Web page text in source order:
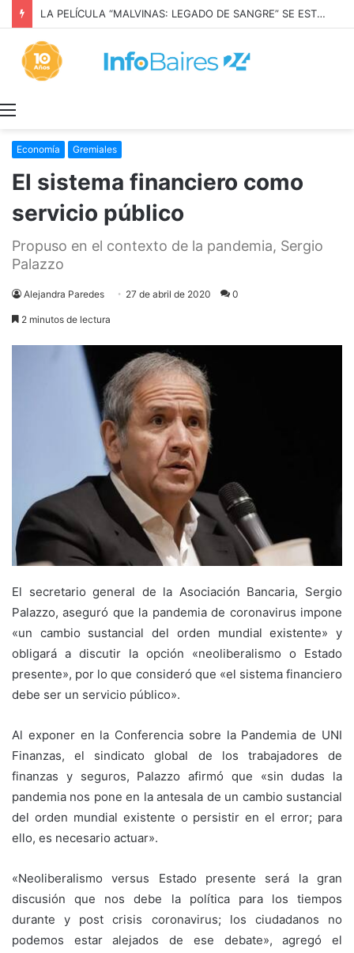
LA PELÍCULA “MALVINAS: LEGADO DE SANGRE” SE ESTRENARÁ EN PRIME VIDEO
Economía Gremiales
El sistema financiero como
servicio público
Propuso en el contexto de la pandemia, Sergio
Palazzo
Alejandra Paredes 27 de abril de 2020 0
2 minutos de lectura
El secretario general de la Asociación Bancaria, Sergio
Palazzo, aseguró que la pandemia de coronavirus impone
«un cambio sustancial del orden mundial existente» y
obligará a discutir la opción «neoliberalismo o Estado
presente», por lo que consideró que «el sistema financiero
debe ser un servicio público».
Al exponer en la Conferencia sobre la Pandemia de UNI
Finanzas, el sindicato global de los trabajadores de
finanzas y seguros, Palazzo afirmó que «sin dudas la
pandemia nos pone en la antesala de un cambio sustancial
del orden mundial existente o persistir en el error; para
ello, es necesario actuar».
«Neoliberalismo versus Estado presente será la gran
discusión que nos debe la política para los tiempos
durante y post crisis coronavirus; los ciudadanos no
podemos estar alejados de ese debate», agregó el